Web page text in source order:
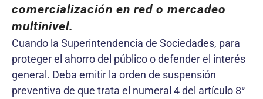
comercialización en red o mercadeo
multinivel.
Cuando la Superintendencia de Sociedades, para
proteger el ahorro del público o defender el interés
general. Deba emitir la orden de suspensión
preventiva de que trata el numeral 4 del artículo 8°